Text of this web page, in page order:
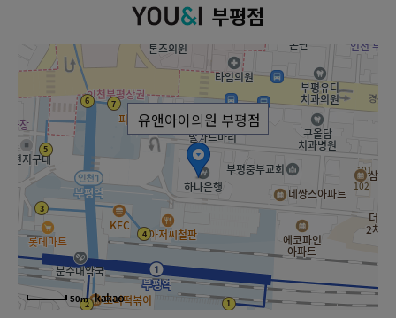
부평점
유앤아이의원 부평점
50m